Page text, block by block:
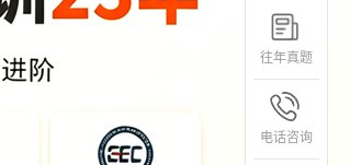
往年真题
电话咨询